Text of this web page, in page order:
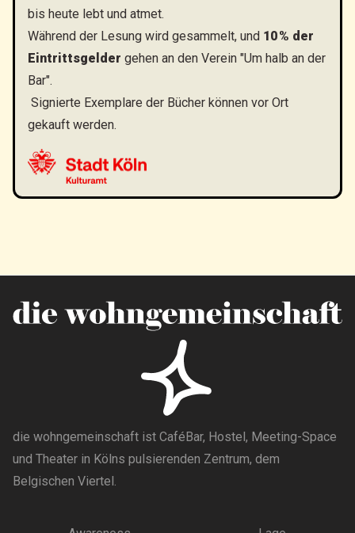
bis heute lebt und atmet.
Während der Lesung wird gesammelt, und 10 % der
Eintrittsgelder gehen an den Verein "Um halb an der
Bar".
Signierte Exemplare der Bücher können vor Ort
gekauft werden.
die wohngemeinschaft ist CaféBar, Hostel, Meeting-Space
und Theater in Kölns pulsierenden Zentrum, dem
Belgischen Viertel.